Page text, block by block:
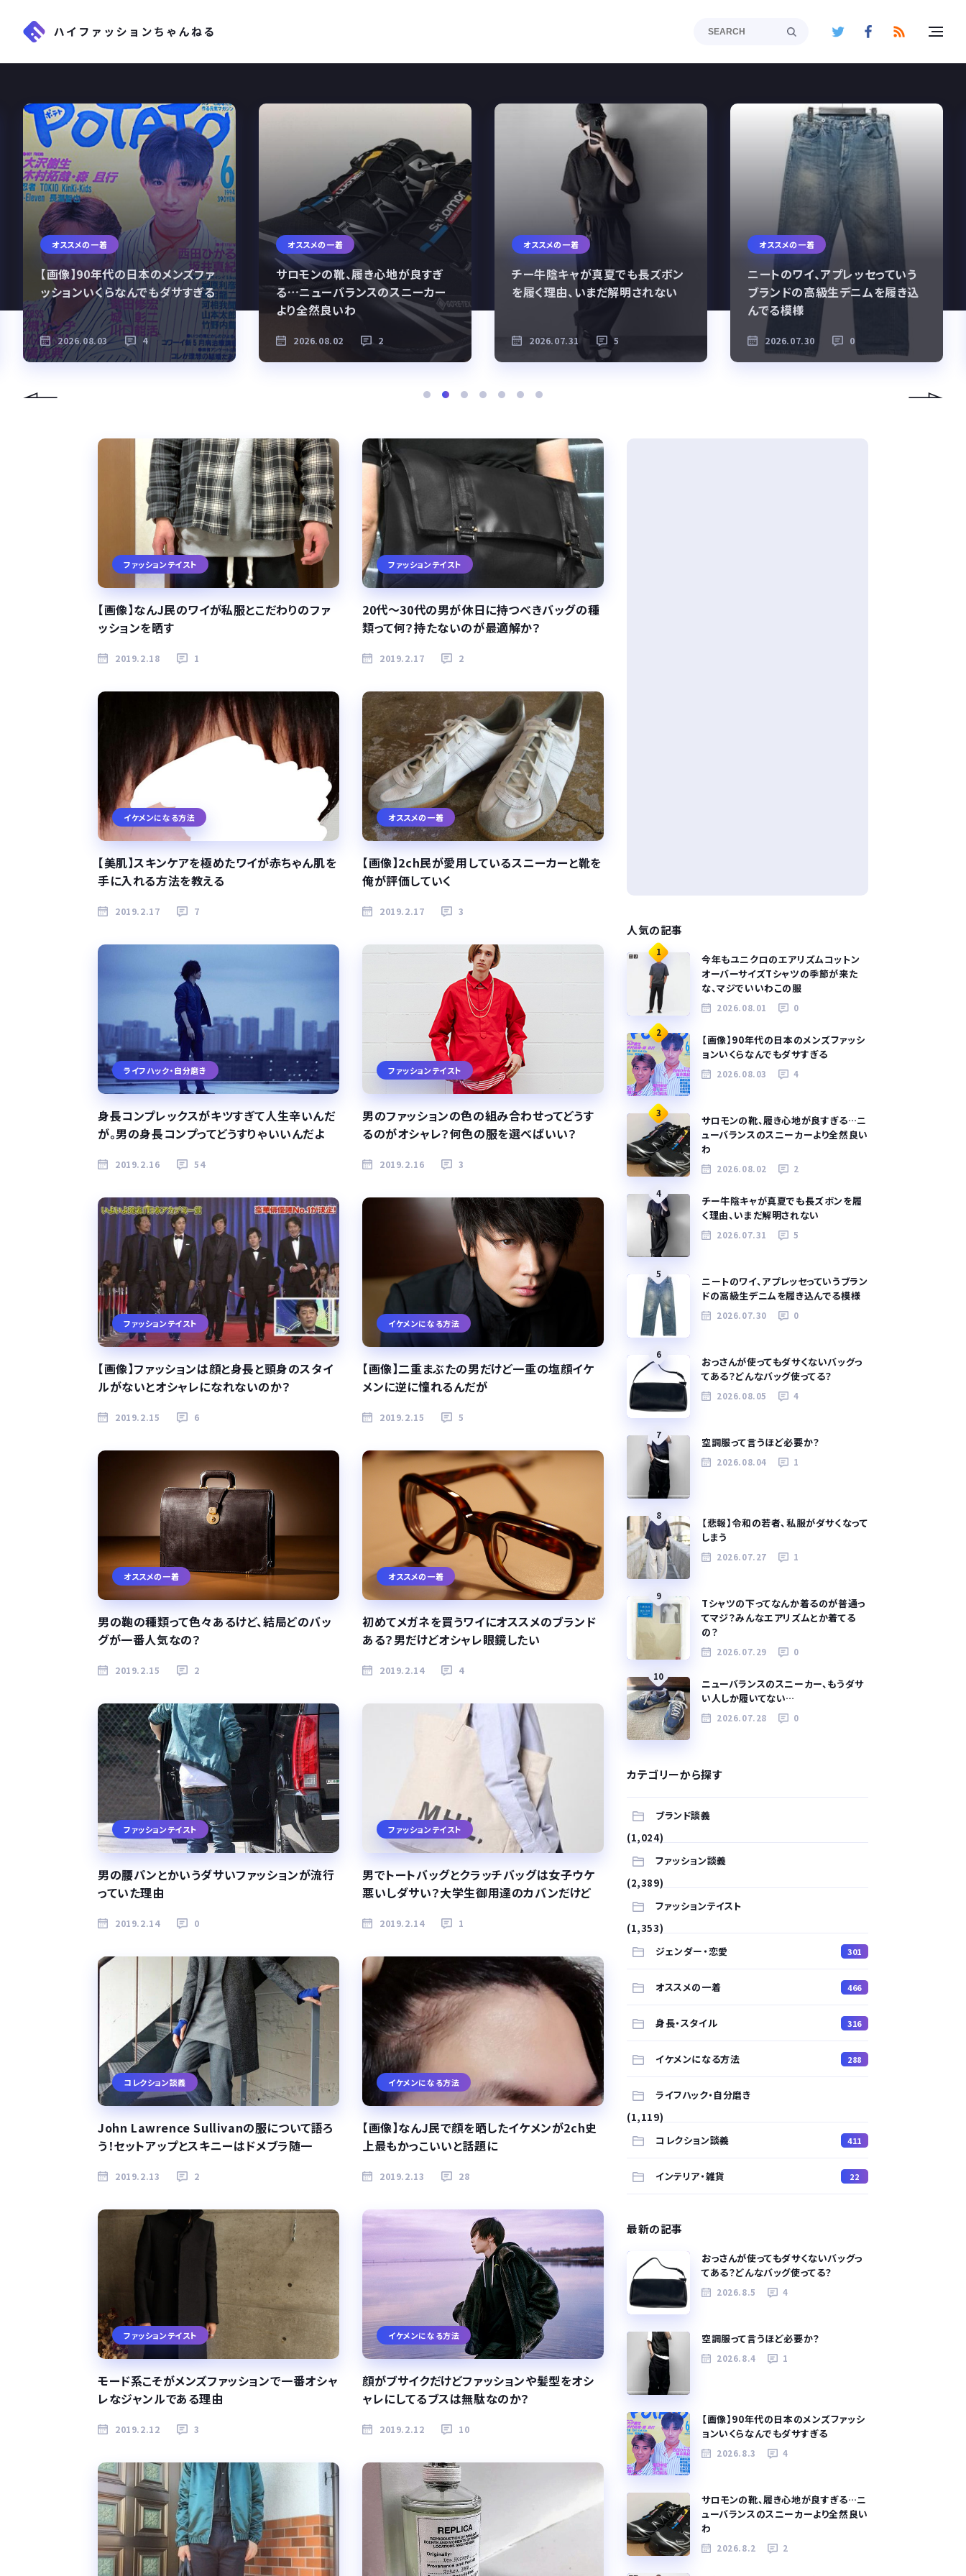
toggle
オススメの一着
【画像】90年代の日本のメンズファ
ッションいくらなんでもダサすぎる
2026.08.03 4
オススメの一着
サロモンの靴、履き心地が良すぎ
る…ニューバランスのスニーカー
より全然良いわ
2026.08.02 2
オススメの一着
チー牛陰キャが真夏でも長ズボン
を履く理由、いまだ解明されない
2026.07.31 5
オススメの一着
ニートのワイ、アプレッセっていう
ブランドの高級生デニムを履き込
んでる模様
2026.07.30 0
ファッションテイスト
【画像】なんJ民のワイが私服とこだわりのファ
ッションを晒す
2019.2.18 1
ファッションテイスト
20代～30代の男が休日に持つべきバッグの種
類って何？持たないのが最適解か？
2019.2.17 2
イケメンになる方法
【美肌】スキンケアを極めたワイが赤ちゃん肌を
手に入れる方法を教える
2019.2.17 7
オススメの一着
【画像】2ch民が愛用しているスニーカーと靴を
俺が評価していく
2019.2.17 3
ライフハック・自分磨き
身長コンプレックスがキツすぎて人生辛いんだ
が。男の身長コンプってどうすりゃいいんだよ
2019.2.16 54
ファッションテイスト
男のファッションの色の組み合わせってどうす
るのがオシャレ？何色の服を選べばいい？
2019.2.16 3
ファッションテイスト
【画像】ファッションは顔と身長と頭身のスタイ
ルがないとオシャレになれないのか？
2019.2.15 6
イケメンになる方法
【画像】二重まぶたの男だけど一重の塩顔イケ
メンに逆に憧れるんだが
2019.2.15 5
オススメの一着
男の鞄の種類って色々あるけど、結局どのバッ
グが一番人気なの？
2019.2.15 2
オススメの一着
初めてメガネを買うワイにオススメのブランド
ある？男だけどオシャレ眼鏡したい
2019.2.14 4
ファッションテイスト
男の腰パンとかいうダサいファッションが流行
っていた理由
2019.2.14 0
ファッションテイスト
男でトートバッグとクラッチバッグは女子ウケ
悪いしダサい？大学生御用達のカバンだけど
2019.2.14 1
コレクション談義
John Lawrence Sullivanの服について語ろ
う！セットアップとスキニーはドメブラ随一
2019.2.13 2
イケメンになる方法
【画像】なんJ民で顔を晒したイケメンが2ch史
上最もかっこいいと話題に
2019.2.13 28
ファッションテイスト
モード系こそがメンズファッションで一番オシャ
レなジャンルである理由
2019.2.12 3
イケメンになる方法
顔がブサイクだけどファッションや髪型をオシ
ャレにしてるブスは無駄なのか？
2019.2.12 10
人気の記事
1
今年もユニクロのエアリズムコットン
オーバーサイズTシャツの季節が来た
な、マジでいいわこの服
2026.08.01 0
2
【画像】90年代の日本のメンズファッシ
ョンいくらなんでもダサすぎる
2026.08.03 4
3
サロモンの靴、履き心地が良すぎる…ニ
ューバランスのスニーカーより全然良い
わ
2026.08.02 2
4
チー牛陰キャが真夏でも長ズボンを履
く理由、いまだ解明されない
2026.07.31 5
5
ニートのワイ、アプレッセっていうブラン
ドの高級生デニムを履き込んでる模様
2026.07.30 0
6
おっさんが使ってもダサくないバッグっ
てある？どんなバッグ使ってる？
2026.08.05 4
7
空調服って言うほど必要か？
2026.08.04 1
8
【悲報】令和の若者、私服がダサくなって
しまう
2026.07.27 1
9
Tシャツの下ってなんか着るのが普通っ
てマジ？みんなエアリズムとか着てる
の？
2026.07.29 0
10
ニューバランスのスニーカー、もうダサ
い人しか履いてない…
2026.07.28 0
カテゴリーから探す
ブランド談義
(1,024)
ファッション談義
(2,389)
ファッションテイスト
(1,353)
ジェンダー・恋愛
301
オススメの一着 466
身長・スタイル 316
イケメンになる方法 288
ライフハック・自分磨き
(1,119)
コレクション談義
411
インテリア・雑貨 22
最新の記事
おっさんが使ってもダサくないバッグっ
てある？どんなバッグ使ってる？
2026.8.5 4
空調服って言うほど必要か？
2026.8.4 1
【画像】90年代の日本のメンズファッシ
ョンいくらなんでもダサすぎる
2026.8.3 4
サロモンの靴、履き心地が良すぎる…ニ
ューバランスのスニーカーより全然良い
わ
2026.8.2 2